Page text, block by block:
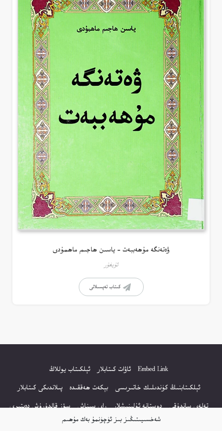
شەخسىيىتىڭىز بىز ئۈچۈنمۇ بەك مۇھىم
ۋەتەنگە مۇھەببەت – ياسىن ھاجىم ماھمۇدى
ئۇيغۇر
كىتاب تەپسىلاتى
Embed Link ئاۋات كىتابلار
ئېلكىتاب يوللاڭ
ئېلكىتابنىڭ كۈندىلىك خاتىرىسى
بېكەت ھەققىدە
پىلاندىكى كىتابلار
تەلەي ساندۇقى
دوستانە ئۇلىنىشلار راي سىناش
سۆز قالدۇرۇش دەپتىرى
كۆپ سورالغان سۇئاللار
كىتاب تىزىملىكى مەخپىيەتلىك باياناتى